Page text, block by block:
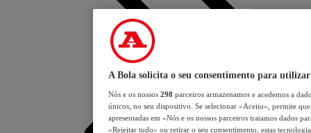
A Bola solicita o seu consentimento para utilizar
Nós e os nossos 298 parceiros armazenamos e acedemos a
únicos, no seu dispositivo. Se selecionar «Aceito», permite
apresentadas em «Nós e os nossos parceiros tratamos dados
«Rejeitar tudo» ou retirar o seu consentimento, estas